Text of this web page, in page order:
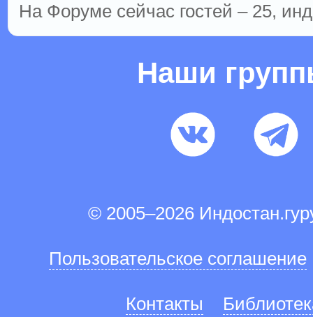
На Форуме сейчас гостей – 25,
Наши
© 2005–2026
Пользовательское соглашение
Контакты